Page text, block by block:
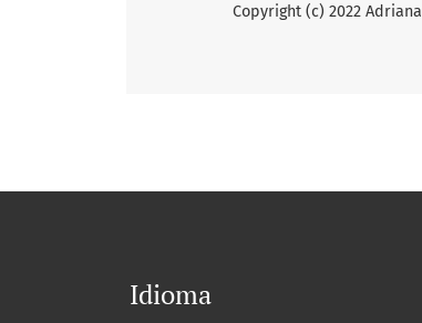
Copyright (c) 2022
Idioma